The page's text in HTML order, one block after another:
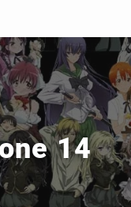
14